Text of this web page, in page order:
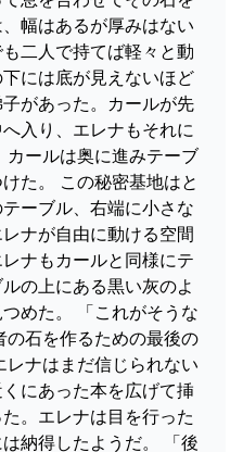
幅はあるが厚みはない
二人で持てば軽々と動
には底が見えないほど
があった。カールが先
入り、エレナもそれに
ールは奥に進みテーブ
た。 この秘密基地はと
ーブル、右端に小さな
ナが自由に動ける空間
ナもカールと同様にテ
の上にある黒い灰のよ
めた。 「これがそうな
石を作るための最後の
ナはまだ信じられない
にあった本を広げて挿
。エレナは目を行った
納得したようだ。 「後